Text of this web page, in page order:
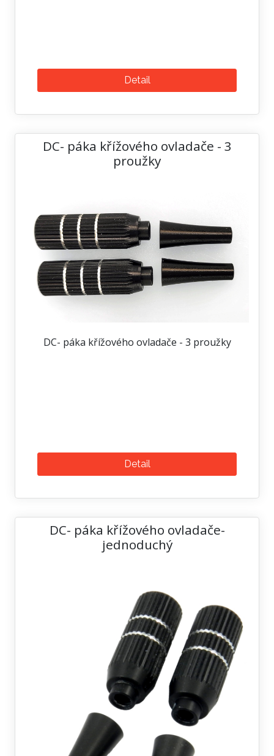
Detail
DC- páka křížového ovladače - 3
proužky
DC- páka křížového ovladače - 3 proužky
Detail
DC- páka křížového ovladače-
jednoduchý